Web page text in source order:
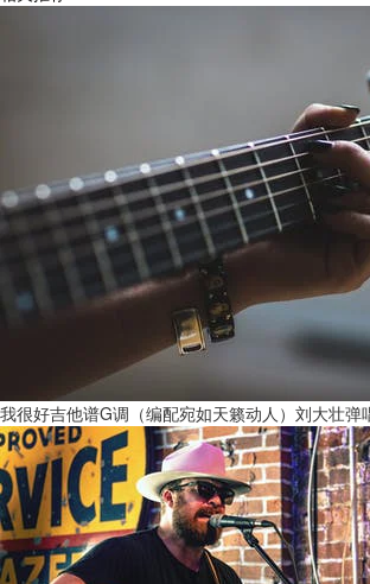
我很好吉他谱G调（编配宛如天籁动人）刘大壮弹